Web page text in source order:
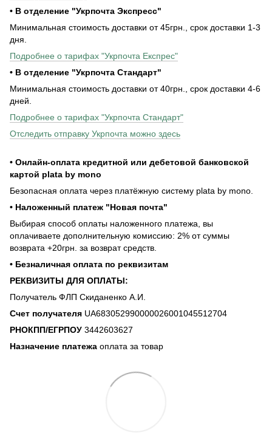
• В отделение "Укрпочта Экспресс"
Минимальная стоимость доставки от 45грн., срок доставки 1-3
дня.
Подробнее о тарифах "Укрпочта Експрес"
• В отделение "Укрпочта Стандарт"
Минимальная стоимость доставки от 40грн., срок доставки 4-6
дней.
Подробнее о тарифах "Укрпочта Стандарт"
Отследить отправку Укрпочта можно здесь
• Онлайн-оплата кредитной или дебетовой банковской
картой plata by mono
Безопасная оплата через платёжную систему plata by mono.
• Наложенный платеж "Новая почта"
Выбирая способ оплаты наложенного платежа, вы
оплачиваете дополнительную комиссию: 2% от суммы
возврата +20грн. за возврат средств.
• Безналичная оплата по реквизитам
РЕКВИЗИТЫ ДЛЯ ОПЛАТЫ:
Получатель ФЛП Скиданенко А.И.
Счет получателя UA683052990000026001045512704
РНОКПП/ЕГРПОУ 3442603627
Назначение платежа оплата за товар